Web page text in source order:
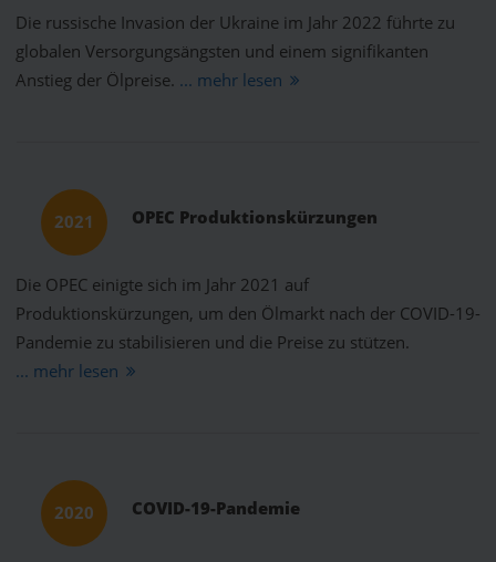
Die russische Invasion der Ukraine im Jahr 2022 führte zu
globalen Versorgungsängsten und einem signifikanten
Anstieg der Ölpreise. ... mehr lesen
2021 OPEC Produktionskürzungen
Die OPEC einigte sich im Jahr 2021 auf
Produktionskürzungen, um den Ölmarkt nach der COVID-19-
Pandemie zu stabilisieren und die Preise zu stützen.
... mehr lesen
2020 COVID-19-Pandemie